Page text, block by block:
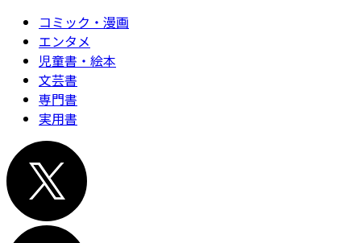
コミック・漫画
エンタメ
児童書・絵本
文芸書
専門書
実用書